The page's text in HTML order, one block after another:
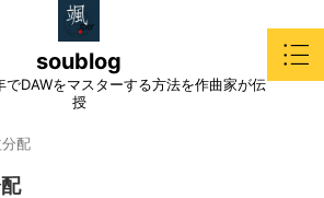
soublog
でDAWをマスターする方法を作曲家が伝
授
配